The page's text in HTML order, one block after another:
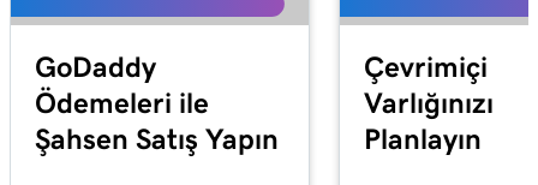
Ders 16 (/20)
Alan adımı Online Ödeme Bağlantılarına
bağlama
2m 4s
GoDaddy
Ödemeleri ile
Şahsen Satış Yapın
Çevrimiçi
Varlığınızı
Planlayın